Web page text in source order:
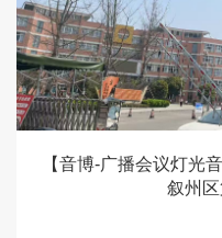
【音博-广播会议灯光
叙州区